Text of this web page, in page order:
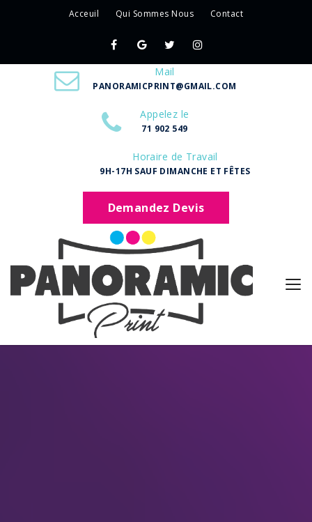
Acceuil Qui Sommes Nous Contact
Mail
PANORAMICPRINT@GMAIL.COM
Appelez le
71 902 549
Horaire de Travail
9H-17H SAUF DIMANCHE ET FÊTES
Demandez Devis